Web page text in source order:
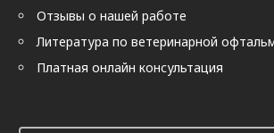
Отзывы о нашей работе
Литература по ветеринарной
Платная онлайн консультация